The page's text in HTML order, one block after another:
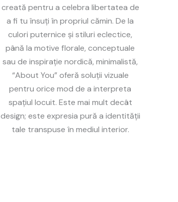
creată pentru a celebra libertatea de
a fi tu însuți în propriul cămin. De la
culori puternice și stiluri eclectice,
până la motive florale, conceptuale
sau de inspirație nordică, minimalistă,
“About You” oferă soluții vizuale
pentru orice mod de a interpreta
spațiul locuit. Este mai mult decât
design; este expresia pură a identității
tale transpuse în mediul interior.